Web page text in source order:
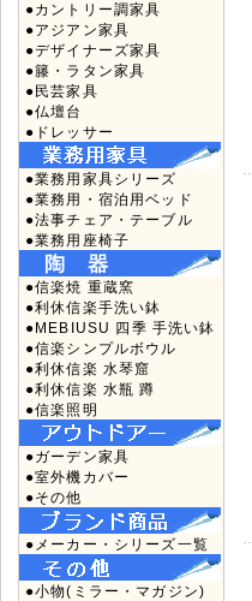
●カントリー調家具
●アジアン家具
●デザイナーズ家具
●籐・ラタン家具
●民芸家具
●仏壇台
●ドレッサー
●業務用家具シリーズ
●業務用・宿泊用ベッド
●法事チェア・テーブル
●業務用座椅子
●信楽焼 重蔵窯
●利休信楽手洗い鉢
●MEBIUSU 四季 手洗い鉢
●信楽シンプルボウル
●利休信楽 水琴窟
●利休信楽 水瓶 蹲
●信楽照明
●ガーデン家具
●室外機カバー
●その他
●メーカー・シリーズ一覧
●小物(ミラー・マガジン)